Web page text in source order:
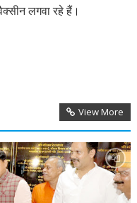
लगवा रहे हैं।
View More